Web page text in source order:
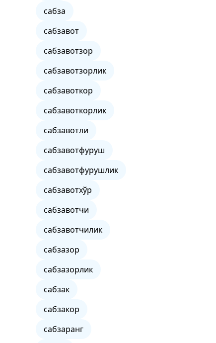
сабза
сабзавот
сабзавотзор
сабзавотзорлик
сабзавоткор
сабзавоткорлик
сабзавотли
сабзавотфуруш
сабзавотфурушлик
сабзавотхўр
сабзавотчи
сабзавотчилик
сабзазор
сабзазорлик
сабзак
сабзакор
сабзаранг